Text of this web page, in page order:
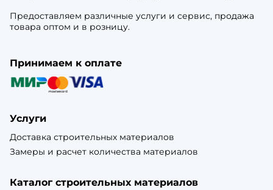
Предоставляем различные услуги и сервис, продажа
товара оптом и в розницу.
Принимаем к оплате
Услуги
Доставка строительных материалов
Замеры и расчет количества материалов
Каталог строительных материалов